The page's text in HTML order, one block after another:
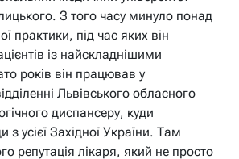
З того часу минуло понад
практики, під час яких він
із найскладнішими
років він працював у
Львівського обласного
диспансеру, куди
усієї Західної України. Там
репутація лікаря, який не просто